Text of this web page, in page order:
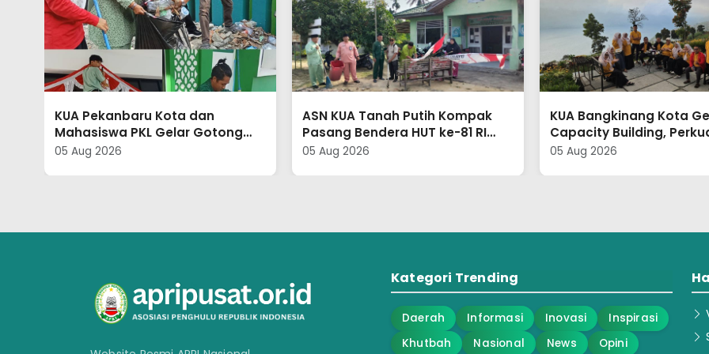
ASN KUA Tanah Putih Kompak
Pasang Bendera HUT ke-81 RI
dan Hari Jadi ke-69 Riau
05 Aug 2026
KUA Bangkinang Kota Gelar
Capacity Building, Perkuat
Kebersamaan dan Tingkatkan
05 Aug 2026
KUA Rokan IV Koto dan
Perkuat Sinergi
Keluarga Berkualitas
05 Aug 2026
Kategori Trending
Daerah Informasi Inovasi
Inspirasi
Khutbah
Nasional News Opini